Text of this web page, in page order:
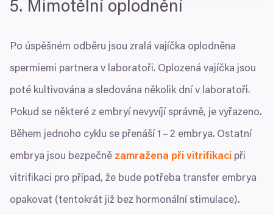
5. Mimotělní oplodnění
Po úspěšném odběru jsou zralá vajíčka oplodněna
spermiemi partnera v laboratoři. Oplozená vajíčka jsou
poté kultivována a sledována několik dní v laboratoři.
Pokud se některé z embryí nevyvíjí správně, je vyřazeno.
Během jednoho cyklu se přenáší 1 – 2 embrya. Ostatní
embrya jsou bezpečně zamražena při vitrifikaci při
vitrifikaci pro případ, že bude potřeba transfer embrya
opakovat (tentokrát již bez hormonální stimulace).